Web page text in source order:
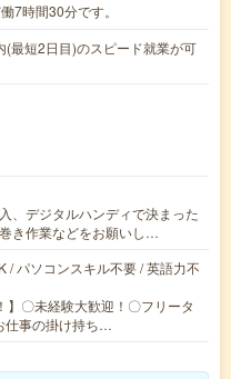
7時間30分です。
最短2日目)のスピード就業が可
、デジタルハンディで決まった
き作業などをお願いし…
/ パソコンスキル不要 / 英語力不
】〇未経験大歓迎！〇フリータ
事の掛け持ち…